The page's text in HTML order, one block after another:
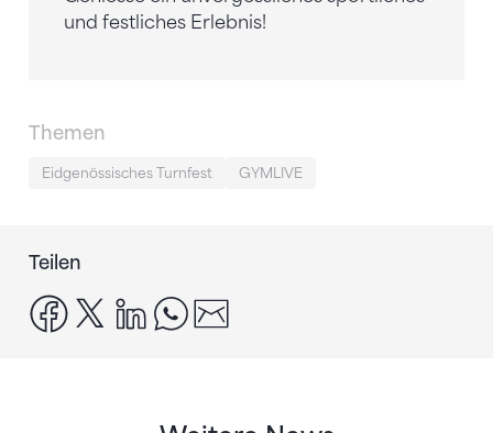
und festliches Erlebnis!
Themen
Eidgenössisches Turnfest GYMLIVE
Teilen
facebook
x linkedinwhatsapp